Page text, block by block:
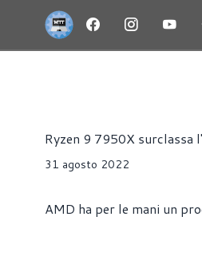
Ryzen 9 7950X
31 agosto 2022
AMD ha per le mani un